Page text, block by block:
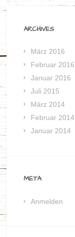
ARCHIVES
März 2016
Februar 2016
Januar 2016
Juli 2015
März 2014
Februar 2014
Januar 2014
META
Anmelden